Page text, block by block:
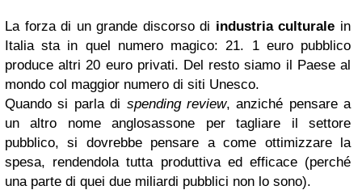
La forza di un grande discorso di industria culturale in
Italia sta in quel numero magico: 21. 1 euro pubblico
produce altri 20 euro privati. Del resto siamo il Paese al
mondo col maggior numero di siti Unesco.
Quando si parla di spending review, anziché pensare a
un altro nome anglosassone per tagliare il settore
pubblico, si dovrebbe pensare a come ottimizzare la
spesa, rendendola tutta produttiva ed efficace (perché
una parte di quei due miliardi pubblici non lo sono).